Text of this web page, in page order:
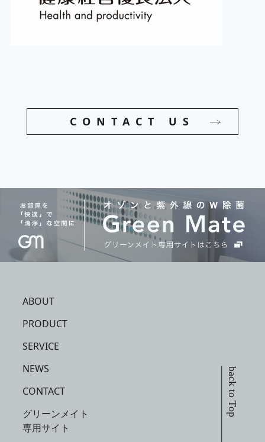
CONTACT US
ABOUT
PRODUCT
SERVICE
NEWS
CONTACT
グリーンメイト
専用サイト
back to Top